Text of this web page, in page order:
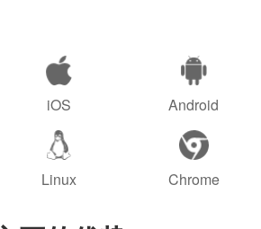
iOS Android
Linux Chrome